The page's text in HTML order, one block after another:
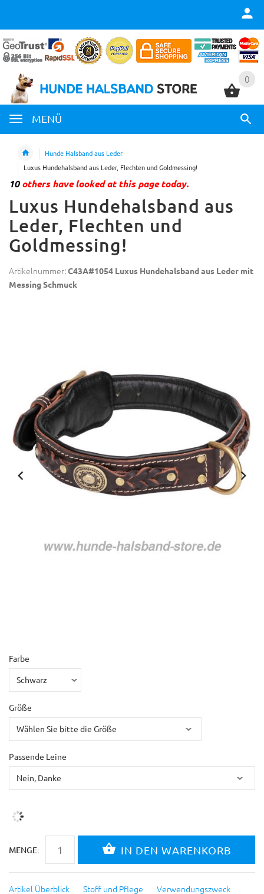
0
MENÜ
0
Hunde Halsband aus Leder
Luxus Hundehalsband aus Leder, Flechten und Goldmessing!
10others have looked at this page today.
Luxus Hundehalsband aus
Leder, Flechten und
Goldmessing!
Artikelnummer:C43A#1054 Luxus Hundehalsband aus Leder mit
Messing Schmuck
Farbe
Größe
Passende Leine
MENGE:
Artikel Überblick Stoff und Pflege
Verwendungszweck